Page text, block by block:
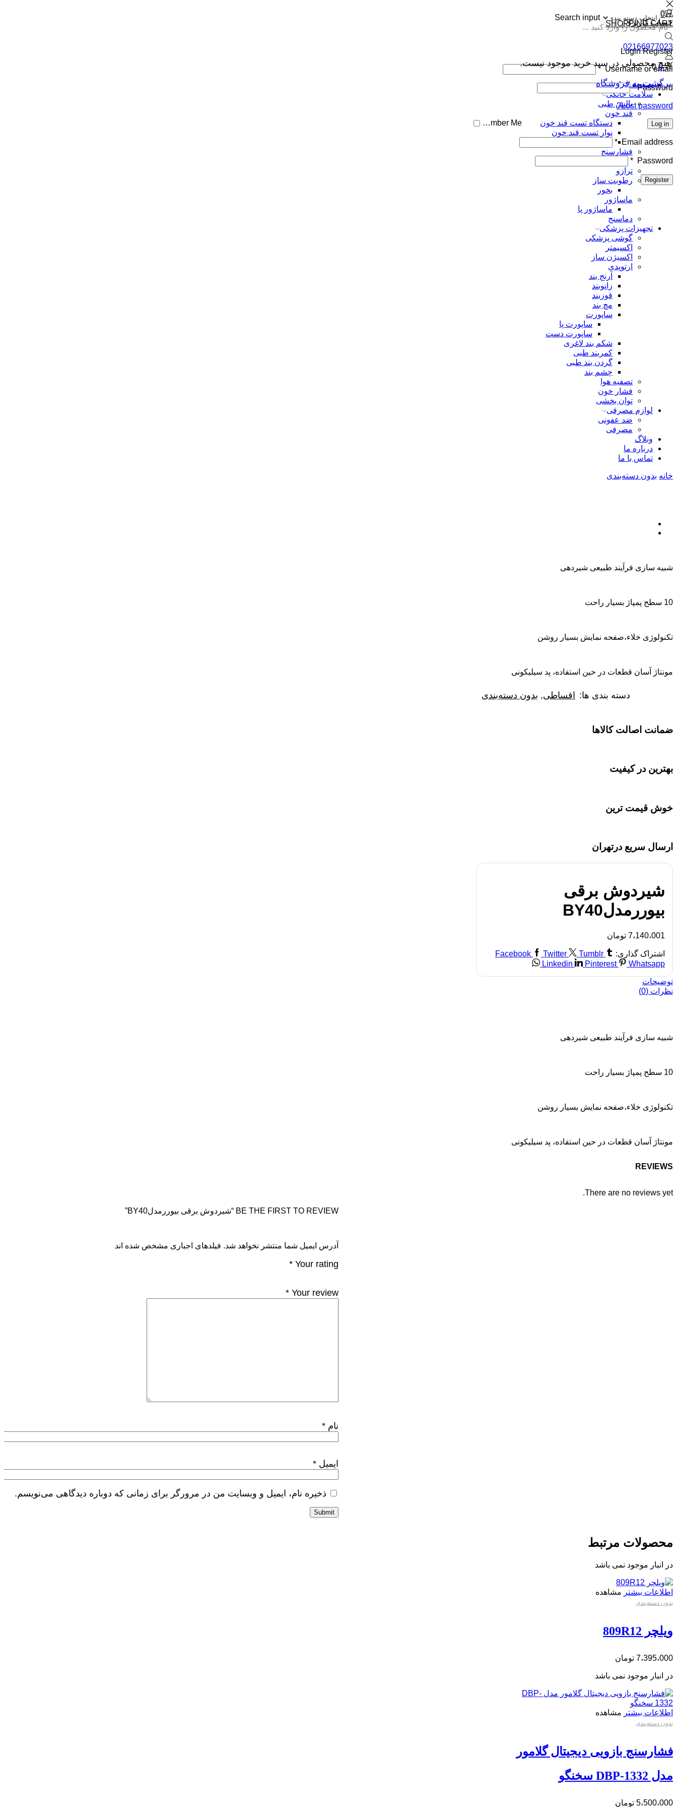
Search input
02166977023
حساب کاربری
LoginRegister
Username or email
*
Password
*
Lost password?
Remember Me
Log in
Email address
*
Password
*
Register
0
0
0
SHOPPING CART
هیچ محصولی در سبد خرید موجود نیست.
برگشت به فروشگاه
صفحه اصلی
سلامت خانگی
بالش طبی
قند خون
دستگاه تست قند خون
نوار تست قند خون
فشارسنج
ترازو
رطوبت ساز
بخور
ماساژور
ماساژور پا
دماسنج
تجهیزات پزشکی
گوشی پزشکی
اکسیمتر
اکسیژن ساز
ارتوپدی
آرنج بند
زانوبند
قوزبند
مچ بند
ساپورت
ساپورت پا
ساپورت دست
شکم بند لاغری
کمربند طبی
گردن بند طبی
چشم بند
تصفیه هوا
فشار خون
توان بخشی
لوازم مصرفی
ضد عفونی
مصرفی
وبلاگ
درباره ما
تماس با ما
خانه بدون دسته‌بندی
شبیه سازی فرآیند طبیعی شیردهی
10 سطح پمپاژ بسیار راحت
تکنولوژی خلاء،صفحه نمایش بسیار روشن
مونتاژ آسان قطعات در حین استفاده، پد سیلیکونی
دسته بندی ها: اقساطی, بدون دسته‌بندی
ضمانت اصالت کالاها
بهترین در کیفیت
خوش قیمت ترین
ارسال سریع درتهران
شیردوش برقی
بیوررمدلBY40
7،140،001 تومان
اشتراک گذاری: Facebook Twitter
Tumblr
Linkedin
Pinterest Whatsapp
توضیحات
نظرات (0)
شبیه سازی فرآیند طبیعی شیردهی
10 سطح پمپاژ بسیار راحت
تکنولوژی خلاء،صفحه نمایش بسیار روشن
مونتاژ آسان قطعات در حین استفاده، پد سیلیکونی
REVIEWS
There are no reviews yet.
BE THE FIRST TO REVIEW “شیردوش برقی بیوررمدلBY40”
آدرس ایمیل شما منتشر نخواهد شد. فیلدهای اجباری مشخص شده اند
Your rating
*
Your review
*
نام *
ایمیل *
ذخیره نام، ایمیل و وبسایت من در مرورگر برای زمانی که دوباره دیدگاهی می‌نویسم.
محصولات مرتبط
در انبار موجود نمی باشد
اطلاعات بیشتر مشاهده
بدون دسته‌بندی
ویلچر 809R12
7،395،000 تومان
در انبار موجود نمی باشد
اطلاعات بیشتر مشاهده
بدون دسته‌بندی
فشارسنج بازویی دیجیتال گلامور
مدل DBP-1332 سخنگو
5،500،000 تومان